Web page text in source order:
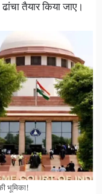
तैयार किया जाए।
भूमिका!